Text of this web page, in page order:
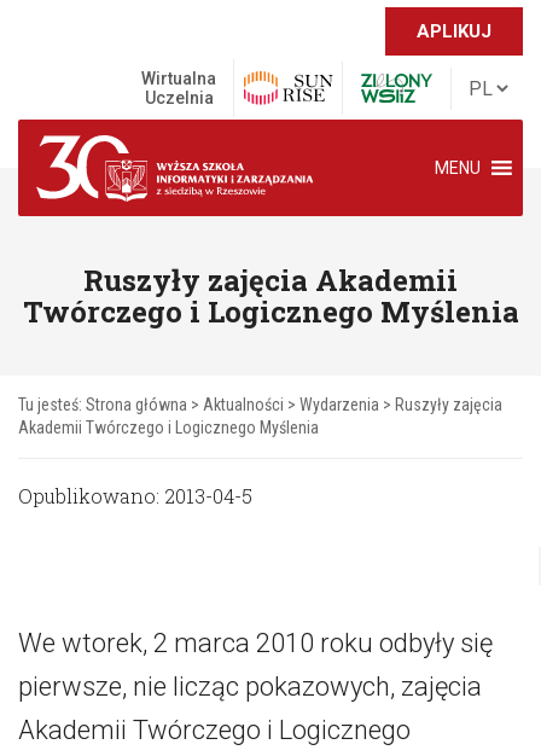
APLIKUJ
Wirtualna
Uczelnia
MENU
Ruszyły zajęcia Akademii
Twórczego i Logicznego Myślenia
Tu jesteś: Strona główna > Aktualności > Wydarzenia > Ruszyły zajęcia
Akademii Twórczego i Logicznego Myślenia
Opublikowano: 2013-04-5
We wtorek, 2 marca 2010 roku odbyły się
pierwsze, nie licząc pokazowych, zajęcia
Akademii Twórczego i Logicznego